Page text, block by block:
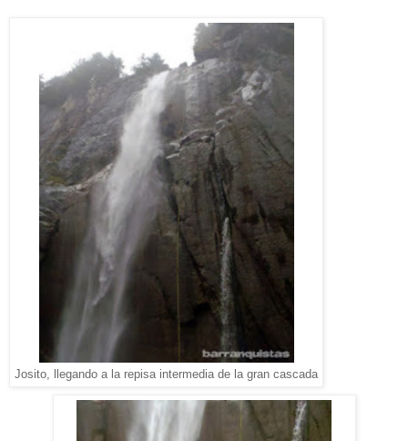
Josito, llegando a la repisa intermedia de la gran cascada